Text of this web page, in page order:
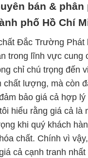
bán & phân
phố Hồ Chí
Đắc Trường Phát
trong lĩnh vực cung
chỉ chú trọng đến
chất lượng, mà còn
bảo giá cả hợp lý
hiểu rằng giá cả là
khi quý khách
chất. Chính vì
cả cạnh tranh